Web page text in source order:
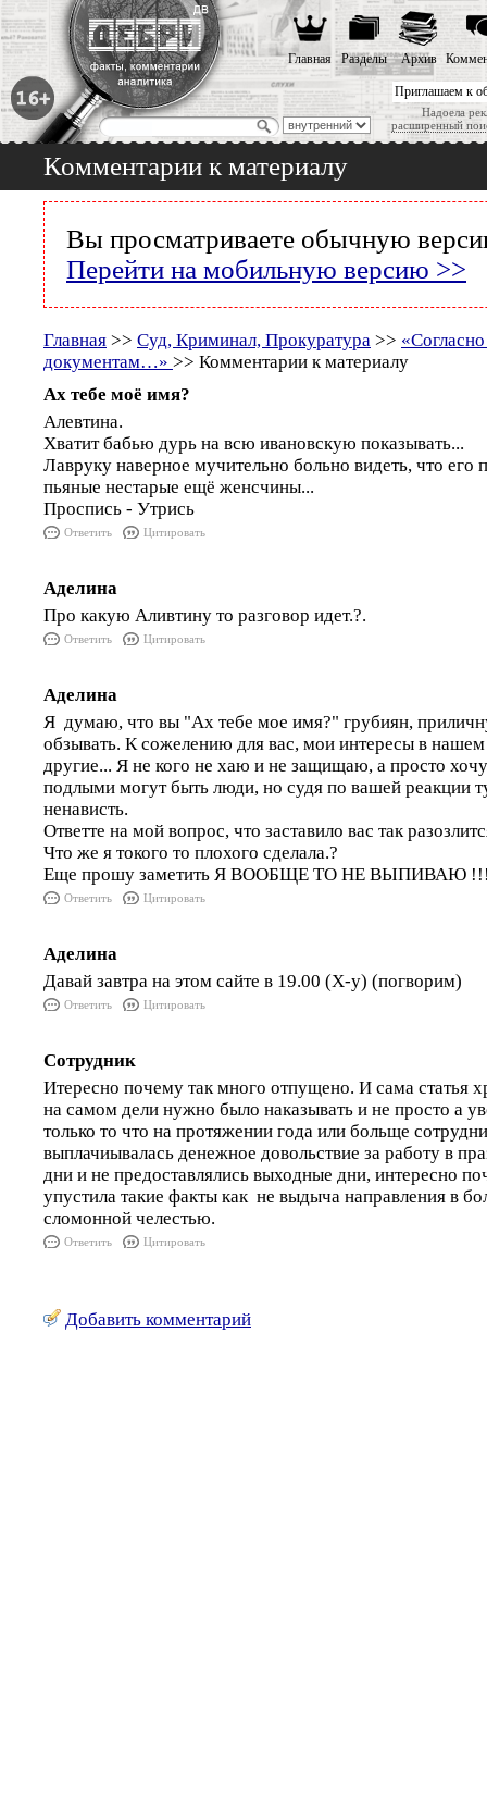
Приглашаем к
Надоела
расширенный
Главная Разделы Архив
Комментарии к материалу
Вы просматриваете обычную
Перейти на мобильную версию >>
Главная >> Суд, Криминал, Прокуратура >>
документам…» >> Комментарии к материалу
Ах тебе моё имя?
Алевтина.
Хватит бабью дурь на всю ивановскую показывать...
Лавруку наверное мучительно больно видеть, что его
пьяные нестарые ещё женсчины...
Проспись - Утрись
Ответить Цитировать
Аделина
Про какую Аливтину то разговор идет.?.
Ответить Цитировать
Аделина
Я думаю, что вы "Ах тебе мое имя?" грубиян,
обзывать. К сожелению для вас, мои интересы в
другие... Я не кого не хаю и не защищаю, а просто хочу
подлыми могут быть люди, но судя по вашей реакции
ненависть.
Ответте на мой вопрос, что заставило вас так
Что же я токого то плохого сделала.?
Еще прошу заметить Я ВООБЩЕ ТО НЕ ВЫПИВАЮ
Ответить Цитировать
Аделина
Давай завтра на этом сайте в 19.00 (Х-у) (погворим)
Ответить Цитировать
Сотрудник
Итересно почему так много отпущено. И сама статья
на самом дели нужно было наказывать и не просто а
только то что на протяжении года или больще
выплачиывалась денежное довольствие за работу в
дни и не предоставлялись выходные дни, интересно
упустила такие факты как не выдыча направления в
сломонной челестью.
Ответить Цитировать
Добавить комментарий